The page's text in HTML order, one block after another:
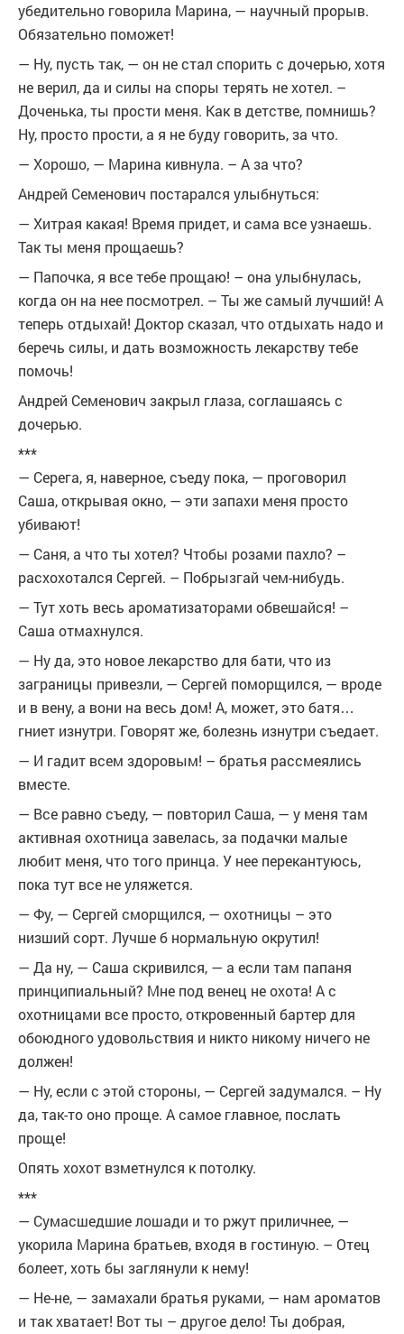
убедительно говорила Марина, — научный прорыв.
Обязательно поможет!
— Ну, пусть так, — он не стал спорить с дочерью, хотя
не верил, да и силы на споры терять не хотел. –
Доченька, ты прости меня. Как в детстве, помнишь?
Ну, просто прости, а я не буду говорить, за что.
— Хорошо, — Марина кивнула. – А за что?
Андрей Семенович постарался улыбнуться:
— Хитрая какая! Время придет, и сама все узнаешь.
Так ты меня прощаешь?
— Папочка, я все тебе прощаю! – она улыбнулась,
когда он на нее посмотрел. – Ты же самый лучший! А
теперь отдыхай! Доктор сказал, что отдыхать надо и
беречь силы, и дать возможность лекарству тебе
помочь!
Андрей Семенович закрыл глаза, соглашаясь с
дочерью.
***
— Серега, я, наверное, съеду пока, — проговорил
Саша, открывая окно, — эти запахи меня просто
убивают!
— Саня, а что ты хотел? Чтобы розами пахло? –
расхохотался Сергей. – Побрызгай чем-нибудь.
— Тут хоть весь ароматизаторами обвешайся! –
Саша отмахнулся.
— Ну да, это новое лекарство для бати, что из
заграницы привезли, — Сергей поморщился, — вроде
и в вену, а вони на весь дом! А, может, это батя…
гниет изнутри. Говорят же, болезнь изнутри съедает.
— И гадит всем здоровым! – братья рассмеялись
вместе.
— Все равно съеду, — повторил Саша, — у меня там
активная охотница завелась, за подачки малые
любит меня, что того принца. У нее перекантуюсь,
пока тут все не уляжется.
— Фу, — Сергей сморщился, — охотницы – это
низший сорт. Лучше б нормальную окрутил!
— Да ну, — Саша скривился, — а если там папаня
принципиальный? Мне под венец не охота! А с
охотницами все просто, откровенный бартер для
обоюдного удовольствия и никто никому ничего не
должен!
— Ну, если с этой стороны, — Сергей задумался. – Ну
да, так-то оно проще. А самое главное, послать
проще!
Опять хохот взметнулся к потолку.
***
— Сумасшедшие лошади и то ржут приличнее, —
укорила Марина братьев, входя в гостиную. – Отец
болеет, хоть бы заглянули к нему!
— Не-не, — замахали братья руками, — нам ароматов
и так хватает! Вот ты – другое дело! Ты добрая,